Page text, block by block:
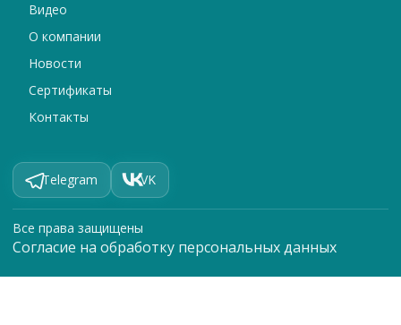
Видео
О компании
Новости
Сертификаты
Контакты
Telegram VK
Все права защищены
Согласие на обработку персональных данных